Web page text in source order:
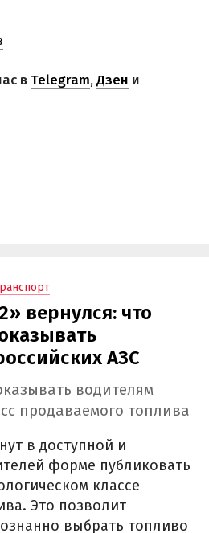
в Telegram,Дзен и
вернулся: что
АЗС
водителям
продаваемого топлива
в доступной и
форме публиковать
классе
Это позволит
выбрать топливо